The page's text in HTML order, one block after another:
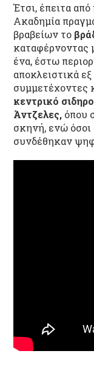
Έτσι, έπειτα
Ακαδημία
βραβείων το
καταφέρνοντας
ένα, έστω
αποκλειστικά
συμμετέχοντες
κεντρικό
Άντζελες, όπου
σκηνή, ενώ
συνδέθηκαν